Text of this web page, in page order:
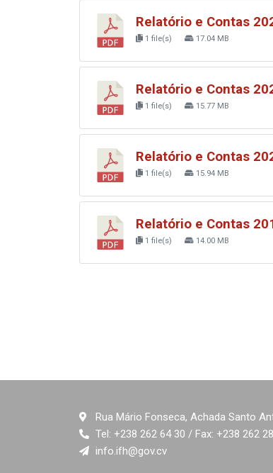
Relatório e Contas
1 file(s) 17.04 MB
Relatório e Contas
1 file(s) 15.77 MB
Relatório e Contas
1 file(s) 15.94 MB
Relatório e Contas
1 file(s) 14.00 MB
Rua Mário Fonseca, Achada Santo
Tel: +238 262 64 30 / Fax: +238 262
info.ifh@gov.cv